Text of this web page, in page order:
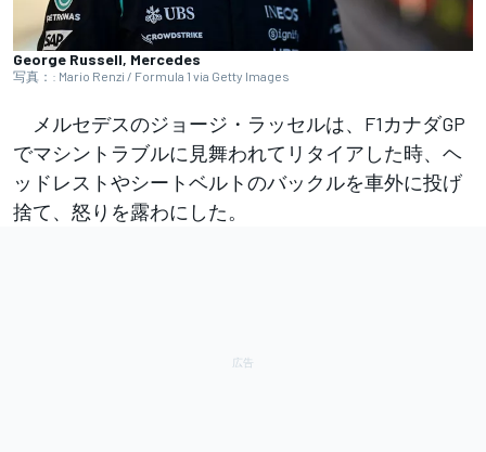
George Russell, Mercedes
写真：: Mario Renzi / Formula 1 via Getty Images
メルセデスのジョージ・ラッセルは、F1カナダGP
でマシントラブルに見舞われてリタイアした時、ヘ
ッドレストやシートベルトのバックルを車外に投げ
捨て、怒りを露わにした。